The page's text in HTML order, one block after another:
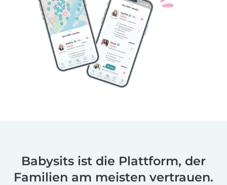
Babysits ist die Plattform, der
Familien am meisten vertrauen.